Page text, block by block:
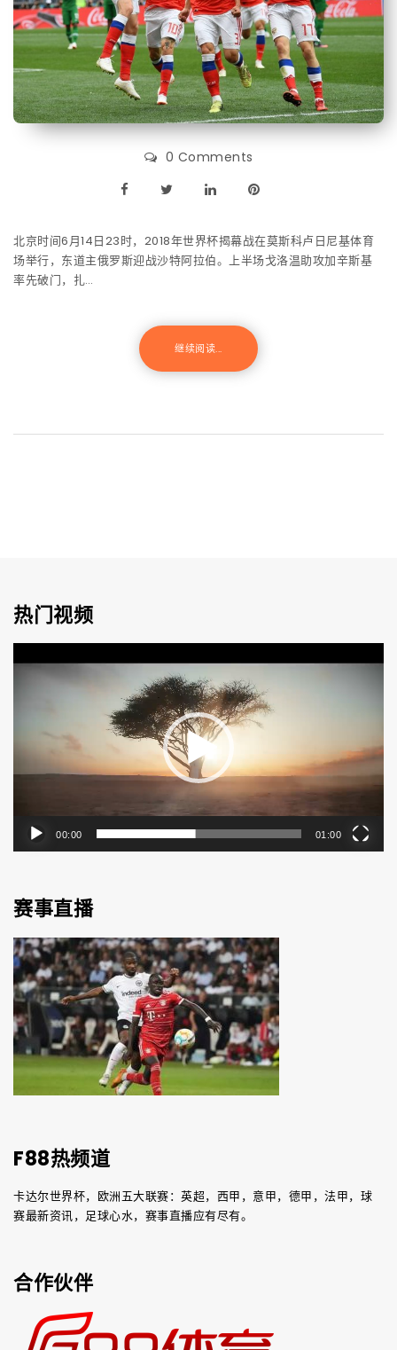
0 Comments
北京时间6月14日23时，2018年世界杯揭幕战在莫斯科卢日尼基体育
场举行，东道主俄罗斯迎战沙特阿拉伯。上半场戈洛温助攻加辛斯基
率先破门，扎…
继续阅读...
热门视频
00:00 01:00
赛事直播
F88热频道
卡达尔世界杯，欧洲五大联赛：英超，西甲，意甲，德甲，法甲，球
赛最新资讯，足球心水，赛事直播应有尽有。
合作伙伴